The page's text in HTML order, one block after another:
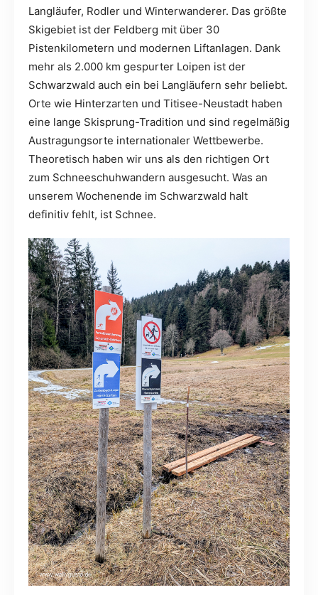
Langläufer, Rodler und Winterwanderer. Das größte
Skigebiet ist der Feldberg mit über 30
Pistenkilometern und modernen Liftanlagen. Dank
mehr als 2.000 km gespurter Loipen ist der
Schwarzwald auch ein bei Langläufern sehr beliebt.
Orte wie Hinterzarten und Titisee-Neustadt haben
eine lange Skisprung-Tradition und sind regelmäßig
Austragungsorte internationaler Wettbewerbe.
Theoretisch haben wir uns als den richtigen Ort
zum Schneeschuhwandern ausgesucht. Was an
unserem Wochenende im Schwarzwald halt
definitiv fehlt, ist Schnee.